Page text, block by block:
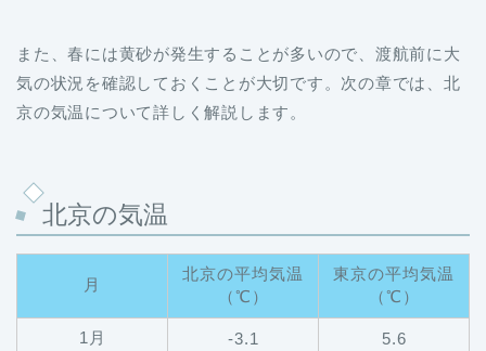
また、春には黄砂が発生することが多いので、渡航前に大
気の状況を確認しておくことが大切です。次の章では、北
京の気温について詳しく解説します。
北京の気温
月
北京の平均気温
（℃）
東京の平均気温
（℃）
1月 -3.1 5.6